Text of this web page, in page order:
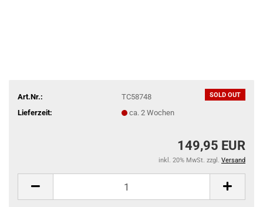
SOLD OUT
Art.Nr.:
TC58748
Lieferzeit:
ca. 2 Wochen
149,95 EUR
inkl. 20% MwSt. zzgl. Versand